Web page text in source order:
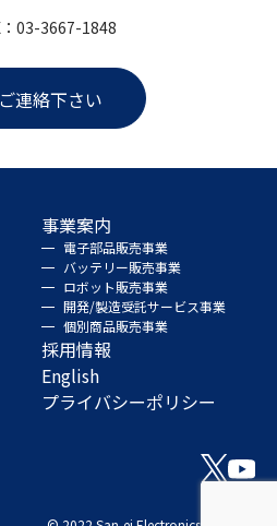
03-3667-1848
連絡下さい
事業案内
電子部品販売事業
バッテリー販売事業
ロボット販売事業
開発/製造受託サービス事業
個別商品販売事業
採用情報
English
プライバシーポリシー